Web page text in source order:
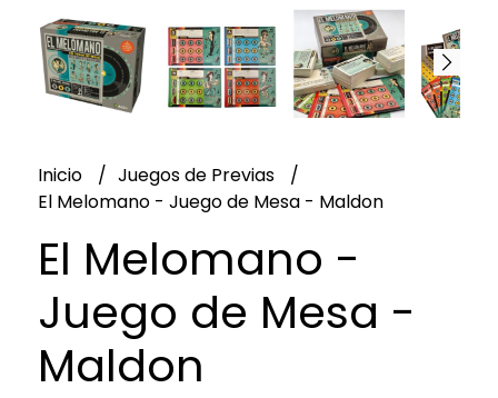
Inicio
Juegos de Previas
El Melomano - Juego de Mesa - Maldon
El Melomano -
Juego de Mesa -
Maldon